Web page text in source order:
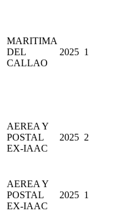
MARITIMA
DEL
CALLAO
2025 1
AEREA Y
POSTAL
EX-IAAC
2025 2
AEREA Y
POSTAL
EX-IAAC
2025 1